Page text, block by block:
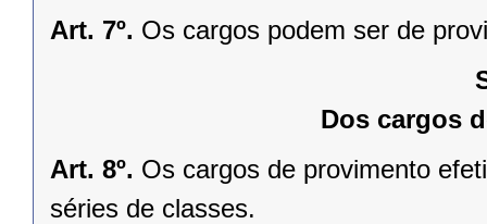
Art. 7º. Os cargos podem ser de
Dos cargos
Art. 8º. Os cargos de provimento
séries de classes.